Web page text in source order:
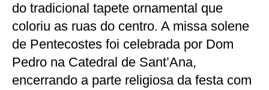
do tradicional tapete ornamental que
coloriu as ruas do centro. A missa solene
de Pentecostes foi celebrada por Dom
Pedro na Catedral de Sant’Ana,
encerrando a parte religiosa da festa com